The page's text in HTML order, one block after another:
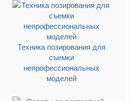
Техника позирования для
съемки
непрофессиональных
моделей